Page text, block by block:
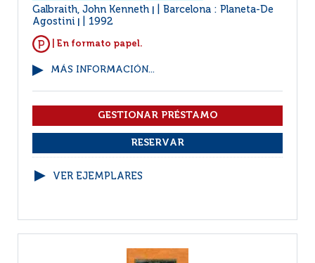
Galbraith, John Kenneth
Barcelona : Planeta-De
Agostini
1992
| En formato papel.
MÁS INFORMACIÓN...
VER EJEMPLARES